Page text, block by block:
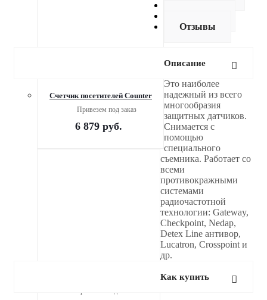
Cчетчик посетителей Counter
Привезем под заказ
6 879 руб.
Отзывы
Описание
Это наиболее
надежный из всего
многообразия
защитных датчиков.
Снимается с
помощью
специального
съемника. Работает со
всеми
противокражными
системами
радиочастотной
технологии: Gateway,
Checkpoint, Nedap,
Detex Line антивор,
Lucatron, Crosspoint и
др.
Как купить